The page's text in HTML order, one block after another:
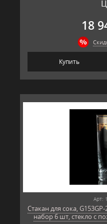
18
Купить
Арт:
Стакан для сока,
набор 6 шт, стекло с